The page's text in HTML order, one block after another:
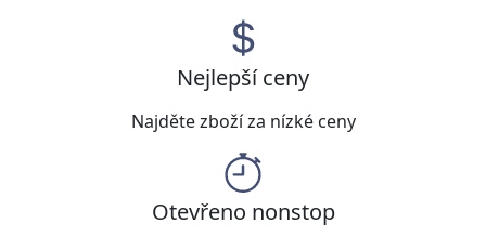
Nejlepší ceny
Najděte zboží za nízké ceny
Otevřeno nonstop